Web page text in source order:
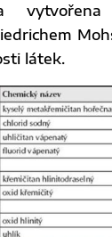
vytvořena
látek.